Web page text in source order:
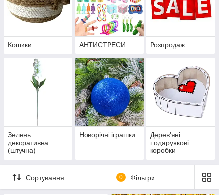
Кошики АНТИСТРЕСИ Розпродаж
Зелень
декоративна
(штучна)
Новорічні іграшки
Дерев'яні
подарункові
коробки
Сортування 0 Фільтри